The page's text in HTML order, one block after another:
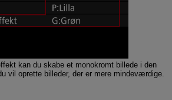
kan du skabe et monokromt billede i den
vil oprette billeder, der er mere mindeværdige.